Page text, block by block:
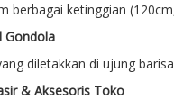
berbagai ketinggian
Gondola
diletakkan di ujung
& Aksesoris Toko